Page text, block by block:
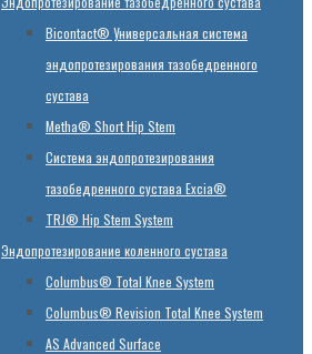
Bicontact® Универсальная система
эндопротезирования тазобедренного
сустава
Metha® Short Hip Stem
Система эндопротезирования
тазобедренного сустава Excia®
TRJ® Hip Stem System
Эндопротезирование коленного сустава
Columbus® Total Knee System
Columbus® Revision Total Knee System
AS Advanced Surface